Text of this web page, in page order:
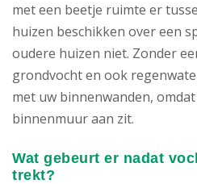
met een beetje ruimte er
huizen beschikken over een
oudere huizen niet. Zonder
grondvocht en ook
met uw binnenwanden,
binnenmuur aan zit.
Wat gebeurt er nadat
trekt?